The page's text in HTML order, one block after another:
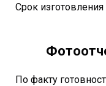
Срок
По факту